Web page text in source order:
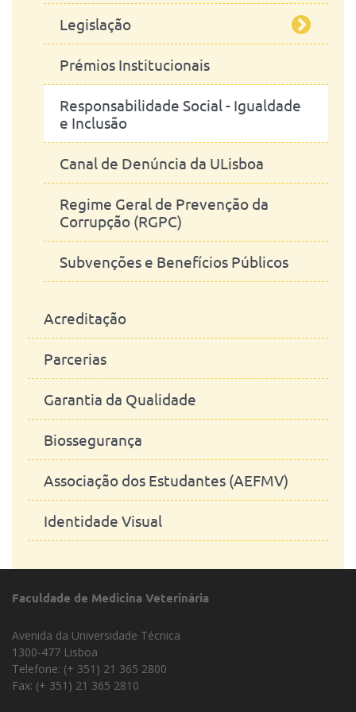
Departamento de Clínica
Departamento de Morfologia e
Função
Comissão de Informática
Gabinete de Serviços Técnicos e
Manutenção
Serviços Administrativos
PREVPAP
Legislação
Docentes
Investigadores
Trabalhadores Técnicos e
Administrativos
Estudantes
Regulamentos
Prémios Institucionais
Responsabilidade Social - Igualdade
e Inclusão
Canal de Denúncia da ULisboa
Regime Geral de Prevenção da
Corrupção (RGPC)
Subvenções e Benefícios Públicos
Acreditação
Parcerias
Garantia da Qualidade
Biossegurança
Associação dos Estudantes (AEFMV)
Identidade Visual
Faculdade de Medicina Veterinária
Avenida da Universidade Técnica
1300-477 Lisboa
Telefone: (+ 351) 21 365 2800
Fax: (+ 351) 21 365 2810